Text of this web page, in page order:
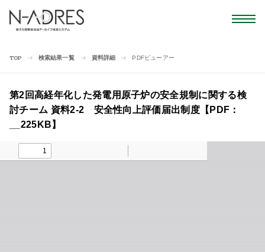
TOP 検索結果一覧 資料詳細 PDFビューアー
第2回高経年化した発電用原子炉の安全規制に関する検
討チーム 資料2-2 安全性向上評価届出制度【PDF：
__225KB】